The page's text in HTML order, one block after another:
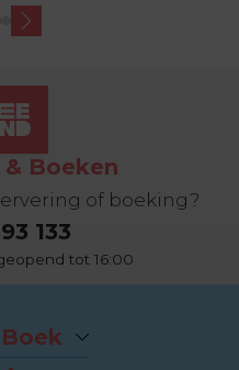
& Boeken
of boeking?
133
tot 16:00